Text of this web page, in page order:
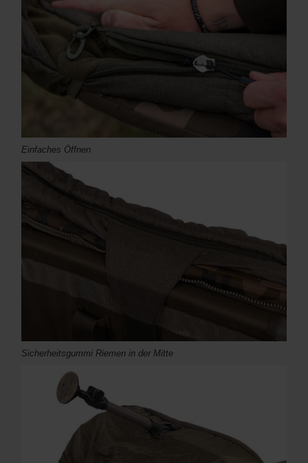
Einfaches Öffnen
Sicherheitsgummi Riemen in der Mitte